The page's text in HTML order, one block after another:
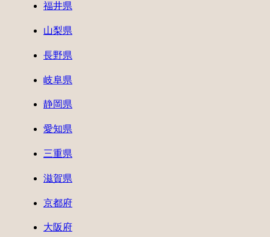
福井県
山梨県
長野県
岐阜県
静岡県
愛知県
三重県
滋賀県
京都府
大阪府